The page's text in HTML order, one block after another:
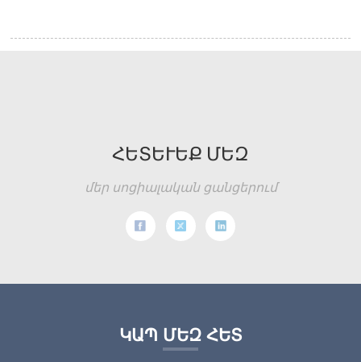
ՀԵՏԵՒԵՔ ՄԵԶ
մեր սոցիալական ցանցերում
ԿԱՊ ՄԵԶ ՀԵՏ